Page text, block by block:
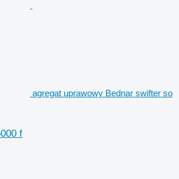
agregat uprawowy Bednar swifter so
f